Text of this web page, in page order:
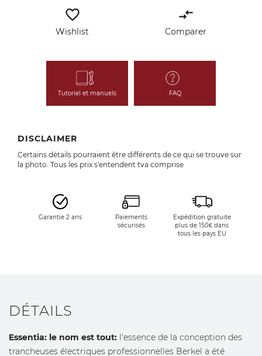
favorite_border
Wishlist
compare_arrows
Comparer
Tutoriel et manuels FAQ
DISCLAIMER
Certains détails pourraient être différents de ce qui se trouve sur
la photo. Tous les prix s'entendent tva comprise
Garantie 2 ans
Paiements
sécurisés
Expédition gratuite
plus de 150€ dans
tous les pays EU
DÉTAILS
Essentia: le nom est tout: l'essence de la conception des
trancheuses électriques professionnelles Berkel a été